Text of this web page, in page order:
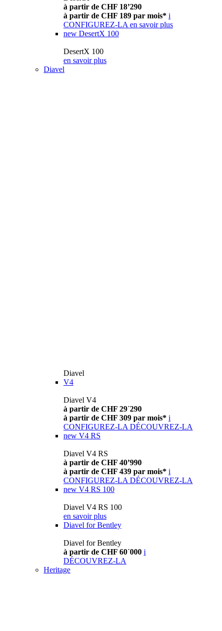
à partir de CHF 18’290
à partir de CHF 189 par mois* i
CONFIGUREZ-LA en savoir plus
new DesertX 100
DesertX 100
en savoir plus
Diavel
Diavel
V4
Diavel V4
à partir de CHF 29´290
à partir de CHF 309 par mois* i
CONFIGUREZ-LA DÉCOUVREZ-LA
new V4 RS
Diavel V4 RS
à partir de CHF 40’990
à partir de CHF 439 par mois* i
CONFIGUREZ-LA DÉCOUVREZ-LA
new V4 RS 100
Diavel V4 RS 100
en savoir plus
Diavel for Bentley
Diavel for Bentley
à partir de CHF 60´000 i
DÉCOUVREZ-LA
Heritage